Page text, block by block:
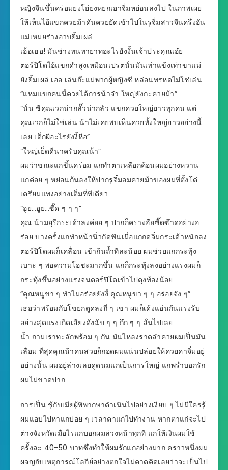
หญิงจีนขึ้นคร่อมยงโย่ยงหยกเอาจิ๋มหย่อนลงไป ในภาพเผย
ให้เห็นไอ้แขกควยม้าดันควยยัดเข้าไปในรูจิ๋มสาวจีนครึ่งอัน
แม่เหมยร่างอวบยิ้มเผล่
เอ้อเฮอ! มันช่างทนทายาทอะไรยังงั้นเจ้าประคุณเอ๋ย
ตอร์ปิโดไอ้แขกดำสูงเหมือนเปรตนั่นมันเท่าแข้งเท่าขาแม่
ยังยิ้มเผล่ เออ เล่นก๊ะแม่พวกผู้หญิงซี หล่อนทรหดไม่ใช่เล่น
“แหมแขกคนนี้ควยได้การน้าจ๋า ใหญ่ยังกะควยม้า”
“นั่น ซีคุณเวกน่ากลั๊วน่ากลัว แขกควยใหญ่ยาวทุกคน แต่
คุณเวกก็ไม่ใช่เล่น น้าไม่เคยพบเห็นควยทั้งใหญ่ยาวอย่างนี้
เลย เด็กผีอะไรยังงี้หือ”
“ใหญ่เย็ดดีนาครับคุณน้า”
ผมว่าขณะแกขึ้นคร่อม แกทำตาเหลือกค้อนผมอย่างหวาน
แกค่อย ๆ หย่อนก้นลงให้ปากรูจิ๋มอมควยม้าของผมที่ตั้งโด่
เตรียมแทงอย่างเต็มที่ทีเดียว
“อูย…อูย…ซี๊ด ๆ ๆ ๆ”
คุณ น้ามยุรีกระเด้าลงค่อย ๆ ปากก็ครางฮือซี๊ดซ๊าดอย่างอ
ร่อย บางครั้งแกทำหน้านิ่วกัดฟันเมื่อแกกดจิ๋มกระเด้าหนักลง
ตอร์ปิโดผมก็เคลื่อน เข้าก้นถ้ำทีละน้อย ผมช่วยแกกระทุ้ง
เบาะ ๆ พอความโอชะมากขึ้น แกก็กระทุ้งลงอย่างแรงผมก็
กระทุ้งขึ้นอย่างแรงจนตอร์ปิโดเข้าไปตุงท้องน้อย
“คุณหนูขา ๆ ทำไมอร่อยยังงี้ คุณหนูขา ๆ ๆ อร่อยจัง ๆ”
เธอว่าพร้อมกับโขยกตูดลงถี่ ๆ เขา ผมก็เด้งแอ่นก้นแรงรับ
อย่างสุดแรงเกิดเสียงดังฉับ ๆ ๆ กึก ๆ ๆ ลั่นไปเลย
น้ำ กามเราทะลักพร้อม ๆ กัน มันไหลงราดลำควยผมเป็นมัน
เลื่อม ที่สุดคุณน้าคนสวยก็กอดผมแน่นปล่อยให้ควยคาจิ๋มอยู่
อย่างนั้น ผมอยู่ล่างเลยดูดนมแกเป็นการใหญ่ แกพร่ำบอกรัก
ผมไม่ขาดปาก
การเป็น ชู้กับเมียผู้พิพากษาดำเนินไปอย่างเงียบ ๆ ไม่มีใครรู้
ผมแอบไปหาแกบ่อย ๆ เวลาตาแก่ไปทำงาน หากตาแก่จะไป
ต่างจังหวัดเมื่อไรแกบอกผมล่วงหน้าทุกที แกให้เงินผมใช้
ครั้งละ 40-50 บาทซึ่งทำให้ผมรักแกอย่างมาก คราวหนึ่งผม
ผจญกับเหตุการณ์โลกีย์อย่างตกใจไม่คาดคิดเลยว่าจะเป็นไป